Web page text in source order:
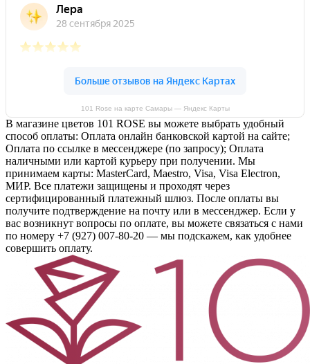
101 Rose на карте Самары — Яндекс Карты
В магазине цветов 101 ROSE вы можете выбрать удобный
способ оплаты: Оплата онлайн банковской картой на сайте;
Оплата по ссылке в мессенджере (по запросу); Оплата
наличными или картой курьеру при получении. Мы
принимаем карты: MasterCard, Maestro, Visa, Visa Electron,
МИР. Все платежи защищены и проходят через
сертифицированный платежный шлюз. После оплаты вы
получите подтверждение на почту или в мессенджер. Если у
вас возникнут вопросы по оплате, вы можете связаться с нами
по номеру +7 (927) 007-80-20 — мы подскажем, как удобнее
совершить оплату.